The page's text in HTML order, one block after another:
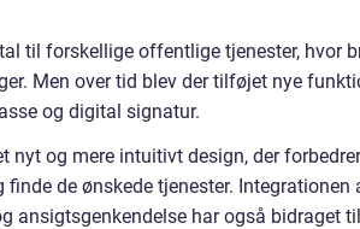
til forskellige offentlige tjenester, hvor
Men over tid blev der tilføjet nye
og digital signatur.
nyt og mere intuitivt design, der
de ønskede tjenester.
ansigtsgenkendelse har også bidraget